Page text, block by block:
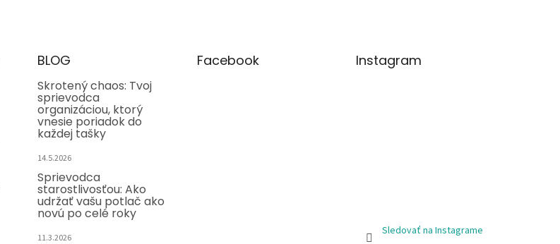
BLOG
Skrotený chaos: Tvoj
sprievodca
organizáciou, ktorý
vnesie poriadok do
každej tašky
14.5.2026
Sprievodca
starostlivosťou: Ako
udržať vašu potlač ako
novú po celé roky
11.3.2026
Facebook Instagram
Sledovať na Instagrame